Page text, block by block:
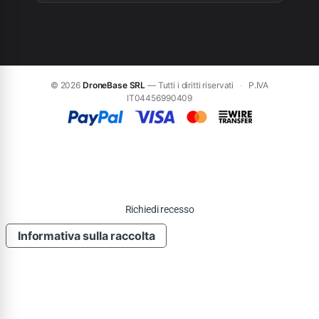
© 2026 DroneBase SRL — Tutti i diritti riservati ·
P.IVA
IT04456990409
Richiedi recesso
Informativa sulla raccolta